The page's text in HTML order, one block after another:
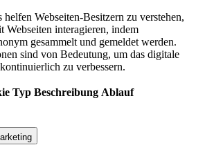
helfen Webseiten-Besitzern zu verstehen,
Webseiten interagieren, indem
gesammelt und gemeldet werden.
sind von Bedeutung, um das digitale
zu verbessern.
Typ Beschreibung Ablauf